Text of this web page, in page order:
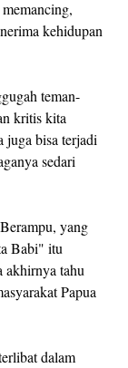
kehidupan
teman-
kritis kita
juga bisa terjadi
sedari
yang
Babi" itu
akhirnya tahu
Papua
dalam